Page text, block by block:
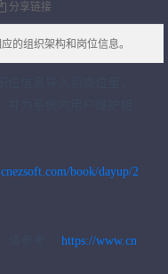
分享链接
的组织架构和岗位信息。
book/dayup/2
https://www.cn